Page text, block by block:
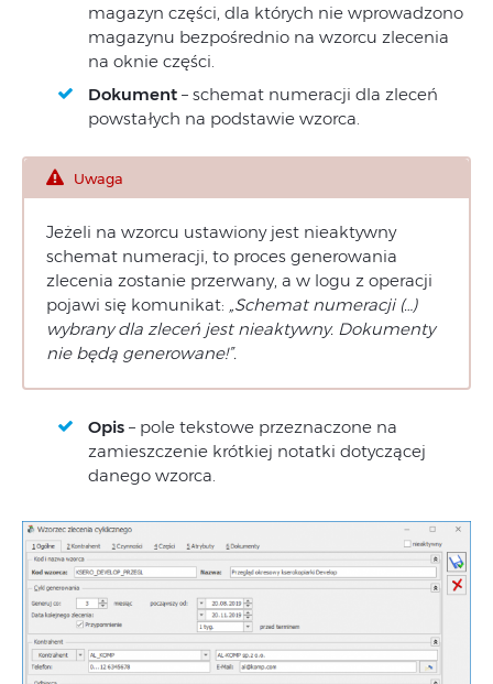
magazyn części, dla których nie wprowadzono
magazynu bezpośrednio na wzorcu zlecenia
na oknie części.
Dokument – schemat numeracji dla zleceń
powstałych na podstawie wzorca.
Uwaga
Jeżeli na wzorcu ustawiony jest nieaktywny
schemat numeracji, to proces generowania
zlecenia zostanie przerwany, a w logu z operacji
pojawi się komunikat: „Schemat numeracji (…)
wybrany dla zleceń jest nieaktywny. Dokumenty
nie będą generowane!”.
Opis – pole tekstowe przeznaczone na
zamieszczenie krótkiej notatki dotyczącej
danego wzorca.